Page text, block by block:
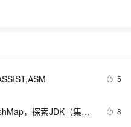
5
，探索JDK（集合
8